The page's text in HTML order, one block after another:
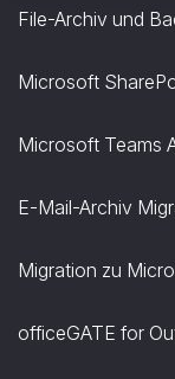
File-Archiv und
Microsoft
Microsoft Teams
E-Mail-Archiv
Migration zu
officeGATE for